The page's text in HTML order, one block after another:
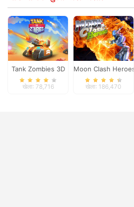
Tank Zombies 3D
खेला: 78,716
Moon Clash Heroes
खेला: 186,470